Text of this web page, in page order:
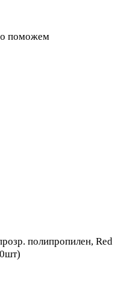
поможем
полипропилен, Red